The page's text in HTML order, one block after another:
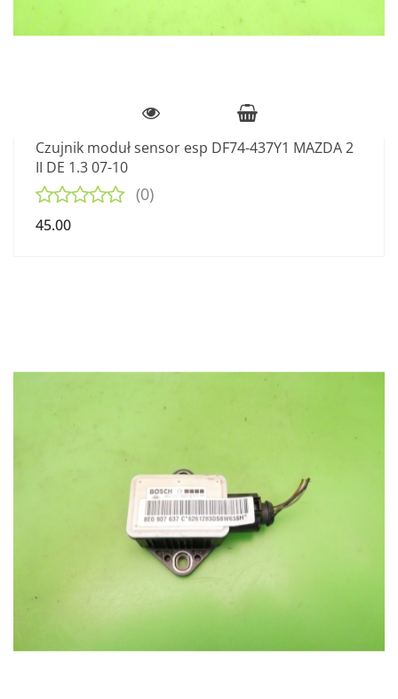
Czujnik moduł sensor esp DF74-437Y1 MAZDA 2
II DE 1.3 07-10
(0)
45.00